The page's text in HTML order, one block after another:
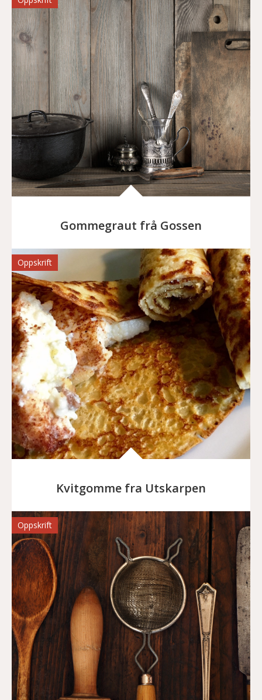
Gommegraut frå Gossen
Oppskrift
Kvitgomme fra Utskarpen
Oppskrift